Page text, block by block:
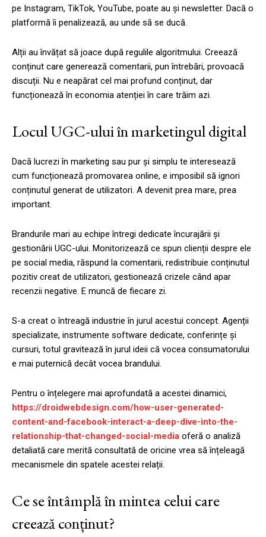
pe Instagram, TikTok, YouTube, poate au și newsletter. Dacă o
platformă îi penalizează, au unde să se ducă.
Alții au învățat să joace după regulile algoritmului. Creează
conținut care generează comentarii, pun întrebări, provoacă
discuții. Nu e neapărat cel mai profund conținut, dar
funcționează în economia atenției în care trăim azi.
Locul UGC-ului în marketingul digital
Dacă lucrezi în marketing sau pur și simplu te interesează
cum funcționează promovarea online, e imposibil să ignori
conținutul generat de utilizatori. A devenit prea mare, prea
important.
Brandurile mari au echipe întregi dedicate încurajării și
gestionării UGC-ului. Monitorizează ce spun clienții despre ele
pe social media, răspund la comentarii, redistribuie conținutul
pozitiv creat de utilizatori, gestionează crizele când apar
recenzii negative. E muncă de fiecare zi.
S-a creat o întreagă industrie în jurul acestui concept. Agenții
specializate, instrumente software dedicate, conferințe și
cursuri, totul gravitează în jurul ideii că vocea consumatorului
e mai puternică decât vocea brandului.
Pentru o înțelegere mai aprofundată a acestei dinamici,
https://droidwebdesign.com/how-user-generated-
content-and-facebook-interact-a-deep-dive-into-the-
relationship-that-changed-social-media oferă o analiză
detaliată care merită consultată de oricine vrea să înțeleagă
mecanismele din spatele acestei relații.
Ce se întâmplă în mintea celui care
creează conținut?